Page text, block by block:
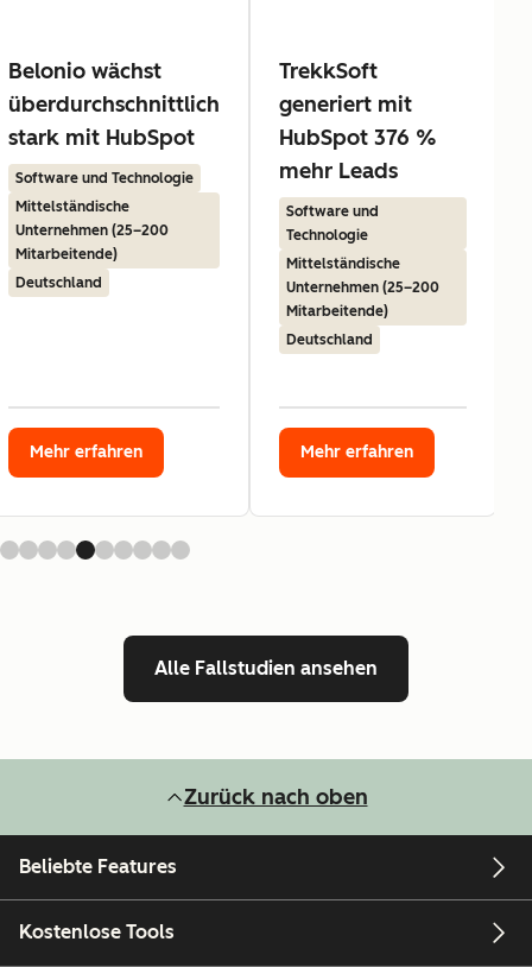
Belonio wächst
überdurchschnittlich
stark mit HubSpot
Software und Technologie
Mittelständische
Unternehmen (25–200
Mitarbeitende)
Deutschland
Mehr erfahren
TrekkSoft
generiert mit
HubSpot 376 %
mehr Leads
Software und
Technologie
Mittelständische
Unternehmen (25–200
Mitarbeitende)
Deutschland
Mehr erfahren
Alle Fallstudien ansehen
Zurück nach oben
Beliebte Features
Kostenlose Tools